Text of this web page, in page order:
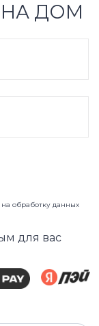
НА ДОМ
обработку данных
для вас